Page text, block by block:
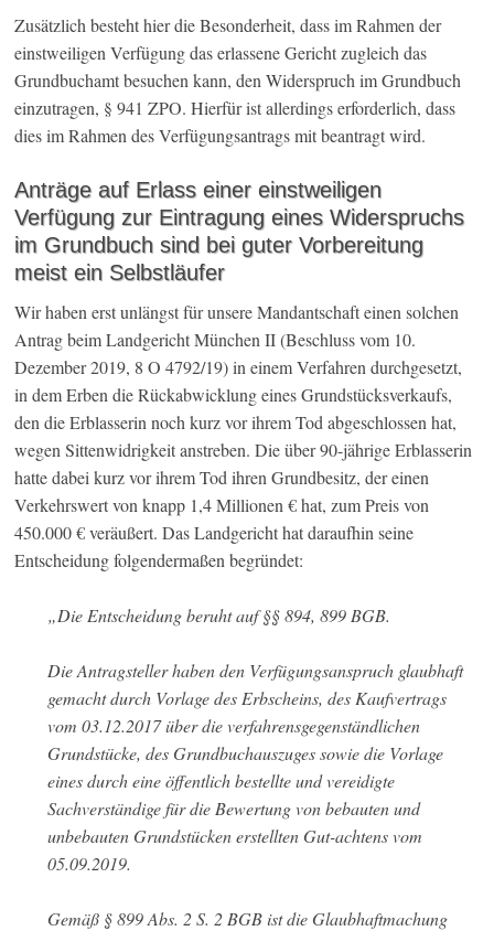
Zusätzlich besteht hier die Besonderheit, dass im Rahmen der
einstweiligen Verfügung das erlassene Gericht zugleich das
Grundbuchamt besuchen kann, den Widerspruch im Grundbuch
einzutragen, § 941 ZPO. Hierfür ist allerdings erforderlich, dass
dies im Rahmen des Verfügungsantrags mit beantragt wird.
Anträge auf Erlass einer einstweiligen
Verfügung zur Eintragung eines Widerspruchs
im Grundbuch sind bei guter Vorbereitung
meist ein Selbstläufer
Wir haben erst unlängst für unsere Mandantschaft einen solchen
Antrag beim Landgericht München II (Beschluss vom 10.
Dezember 2019, 8 O 4792/19) in einem Verfahren durchgesetzt,
in dem Erben die Rückabwicklung eines Grundstücksverkaufs,
den die Erblasserin noch kurz vor ihrem Tod abgeschlossen hat,
wegen Sittenwidrigkeit anstreben. Die über 90-jährige Erblasserin
hatte dabei kurz vor ihrem Tod ihren Grundbesitz, der einen
Verkehrswert von knapp 1,4 Millionen € hat, zum Preis von
450.000 € veräußert. Das Landgericht hat daraufhin seine
Entscheidung folgendermaßen begründet:
„Die Entscheidung beruht auf §§ 894, 899 BGB.
Die Antragsteller haben den Verfügungsanspruch glaubhaft
gemacht durch Vorlage des Erbscheins, des Kaufvertrags
vom 03.12.2017 über die verfahrensgegenständlichen
Grundstücke, des Grundbuchauszuges sowie die Vorlage
eines durch eine öffentlich bestellte und vereidigte
Sachverständige für die Bewertung von bebauten und
unbebauten Grundstücken erstellten Gut-achtens vom
05.09.2019.
Gemäß § 899 Abs. 2 S. 2 BGB ist die Glaubhaftmachung